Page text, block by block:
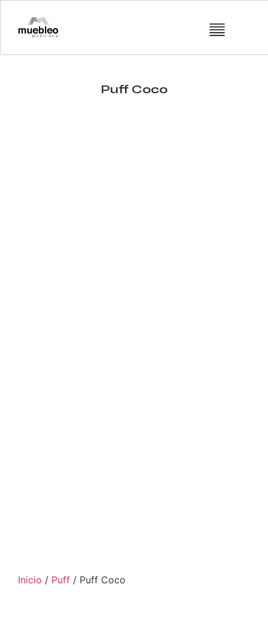
Puff Coco
Inicio / Puff / Puff Coco